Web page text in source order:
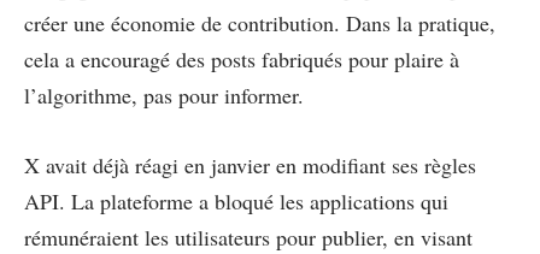
créer une économie de contribution. Dans la pratique,
cela a encouragé des posts fabriqués pour plaire à
l’algorithme, pas pour informer.
X avait déjà réagi en janvier en modifiant ses règles
API. La plateforme a bloqué les applications qui
rémunéraient les utilisateurs pour publier, en visant